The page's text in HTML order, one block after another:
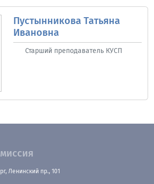
Пустынникова Татьяна
Ивановна
Старший преподаватель КУСП
Ленинский пр., 101